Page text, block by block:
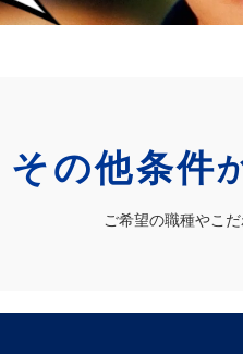
その他条件
ご希望の職種やこ